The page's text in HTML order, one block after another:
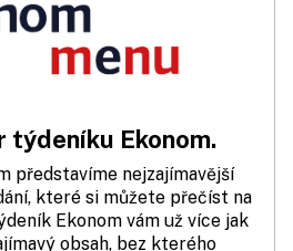
Ekonom.
představíme nejzajímavější
které si můžete přečíst na
Ekonom vám už více jak
obsah, bez kterého